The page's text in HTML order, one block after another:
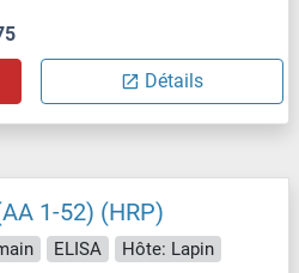
Détails
1-52) (HRP)
ELISA
Hôte: Lapin